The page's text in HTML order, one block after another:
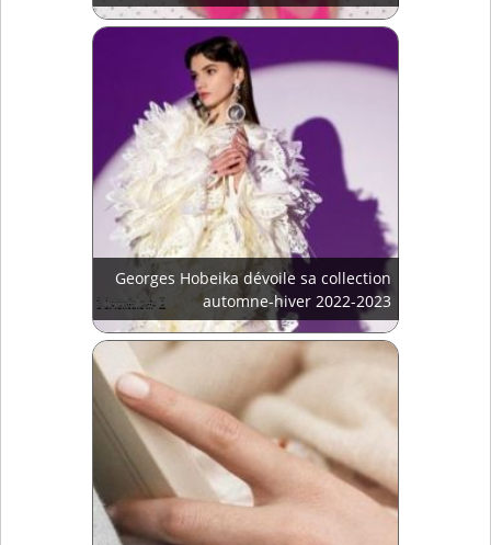
Georges Hobeika dévoile sa collection
automne-hiver 2022-2023